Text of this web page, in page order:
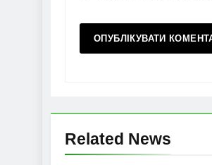
Related News